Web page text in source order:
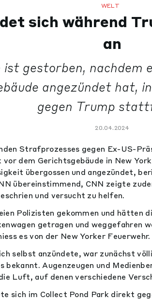
WELT
sich während
an
ist gestorben, nachdem
angezündet hat,
gegen Trump
20.04.2024
Strafprozesses gegen Ex-US-
vor dem Gerichtsgebäude in New
übergossen und angezündet,
übereinstimmend, CNN zeigte
und versucht zu helfen.
Polizisten gekommen und hätten
getragen und weggefahren
es von der New Yorker
selbst anzündete, war zunächst
bekannt. Augenzeugen und
Luft, auf denen verschiedene
sich im Collect Pond Park direkt